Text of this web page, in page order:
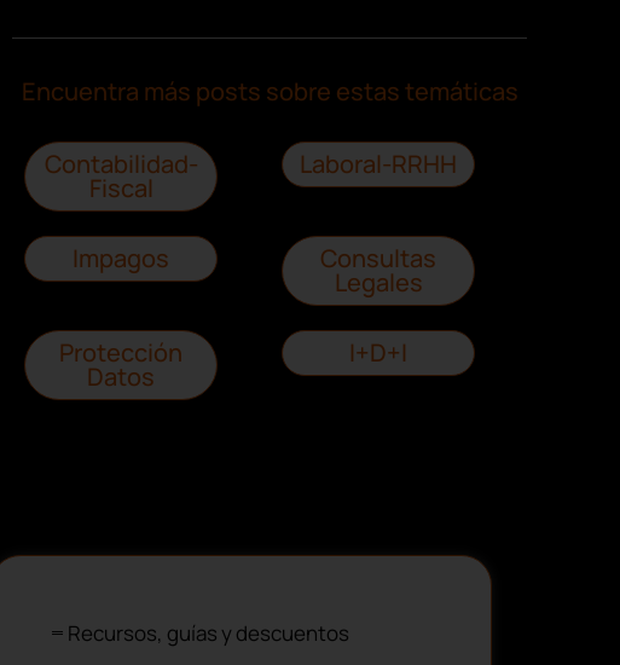
Encuentra más posts sobre estas temáticas
Contabilidad-
Fiscal
Laboral-RRHH
Impagos Consultas
Legales
Protección
Datos
I+D+I
Recursos, guías y descuentos